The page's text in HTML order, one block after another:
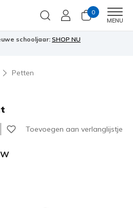
0
MENU
schooljaar: SHOP NU
Petten
Toevoegen aan verlanglijstje